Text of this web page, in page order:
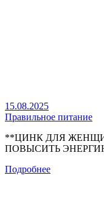
15.08.2025
Правильное питание
**ЦИНК ДЛЯ
ПОВЫСИТЬ
Подробнее